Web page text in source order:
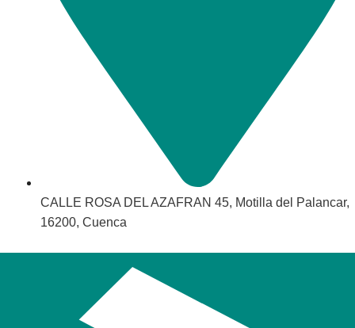
CALLE ROSA DEL AZAFRAN 45, Motilla del Palancar,
16200, Cuenca